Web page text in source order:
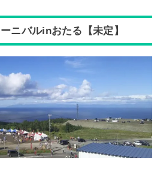
ニバルinおたる【未定】